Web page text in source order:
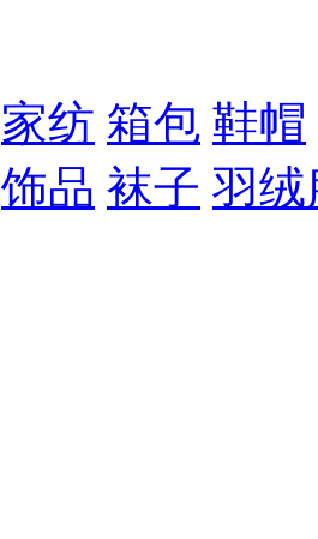
家纺 箱包 鞋帽
饰品 袜子 羽绒